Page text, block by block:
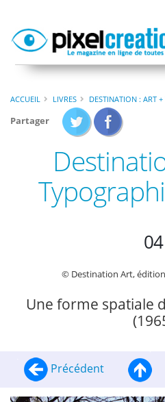
ACCUEIL LIVRES DESTINATION : ART
Partager
04
© Destination Art,
Une forme spatiale
Précédent